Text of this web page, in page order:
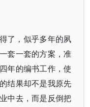
了，似乎多年的夙
套一套的方案，准
年的编书工作，使
结果却不是我原先
中去，而是反倒把